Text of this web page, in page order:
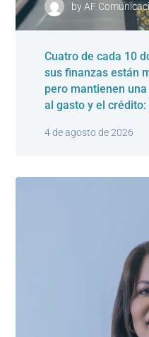
by AF
4 de agosto de 2026
Cuatro de cada 10
sus finanzas están
pero mantienen
al gasto y el